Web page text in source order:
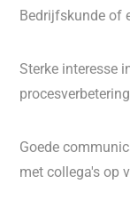
Bedrijfskunde of
Sterke interesse
Goede
met collega's op